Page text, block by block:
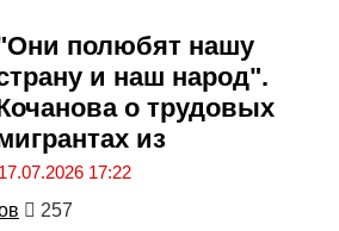
полюбят нашу
и наш народ".
о трудовых
из
17.07.2026 17:22
257